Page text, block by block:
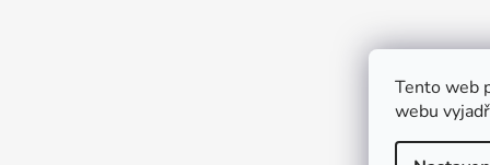
Tento web
webu